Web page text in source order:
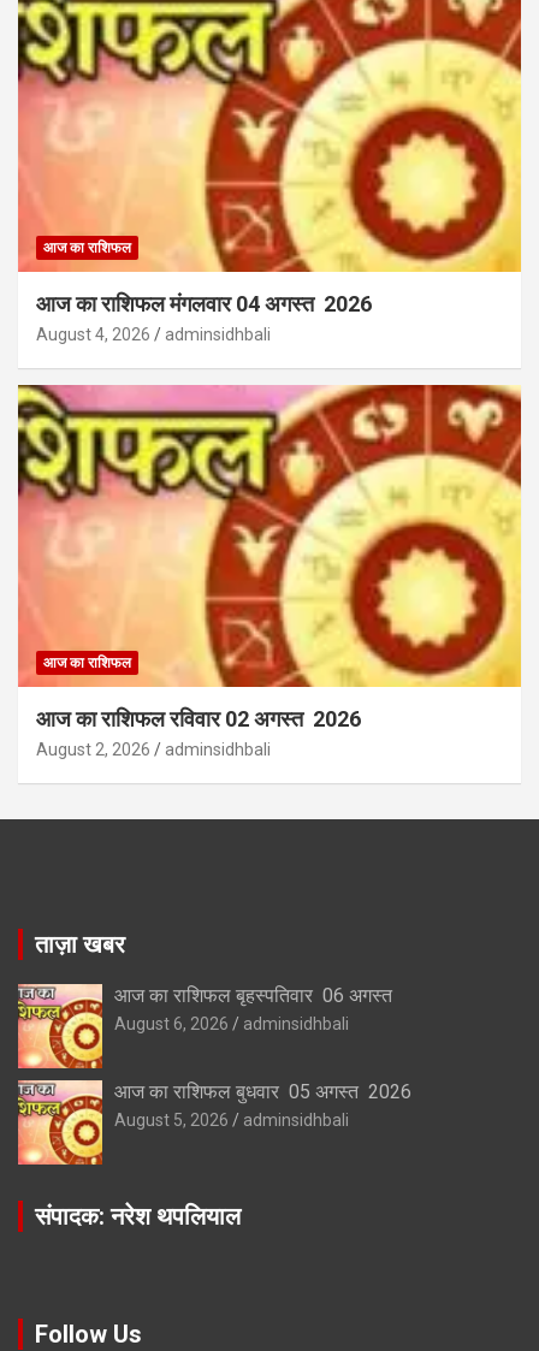
आज का राशिफल
आज का राशिफल मंगलवार 04 अगस्त 2026
August 4, 2026 adminsidhbali
आज का राशिफल
आज का राशिफल रविवार 02 अगस्त 2026
August 2, 2026 adminsidhbali
ताज़ा खबर
आज का राशिफल बृहस्पतिवार 06 अगस्त
August 6, 2026 adminsidhbali
आज का राशिफल बुधवार 05 अगस्त 2026
August 5, 2026 adminsidhbali
संपादक: नरेश थपलियाल
Follow Us